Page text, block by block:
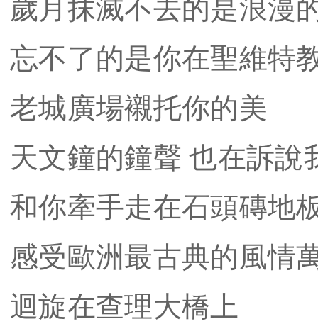
歲月抹滅不去的是浪漫
忘不了的是你在聖維特
老城廣場襯托你的美
天文鐘的鐘聲 也在訴說
和你牽手走在石頭磚地
感受歐洲最古典的風情
迴旋在查理大橋上